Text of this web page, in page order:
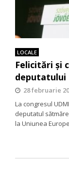
LOCALE
Felicitări și
deputatului
28 februarie
La congresul
deputatul
la Uniunea